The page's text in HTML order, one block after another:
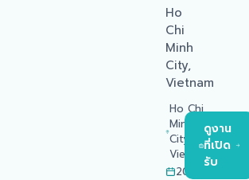
Ho
Chi
Minh
City,
Vietnam
Ho Chi
Minh
City,
Vietnam
2014
ดูงาน
ที่เปิด
รับ